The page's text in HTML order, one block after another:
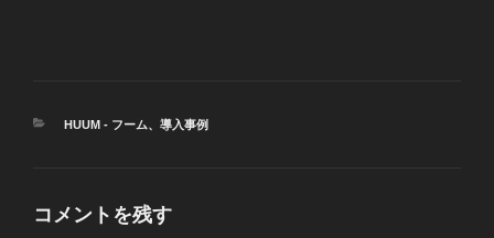
カ
HUUM - フーム、 導入事例
コメントを残す